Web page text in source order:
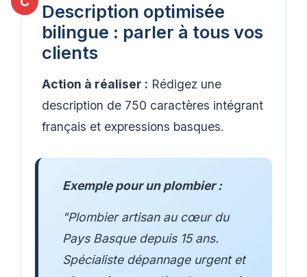
Description optimisée
bilingue : parler à tous vos
clients
Action à réaliser : Rédigez une
description de 750 caractères intégrant
français et expressions basques.
Exemple pour un plombier :
"Plombier artisan au cœur du
Pays Basque depuis 15 ans.
Spécialiste dépannage urgent et